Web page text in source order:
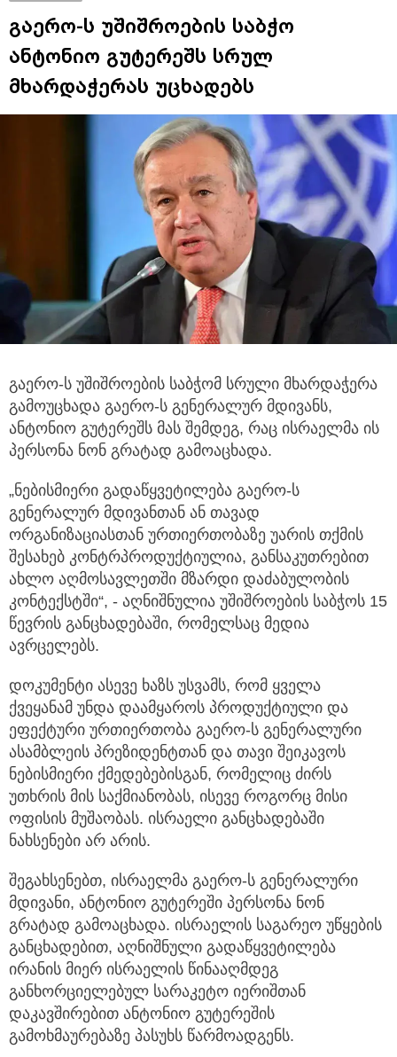
გაერო-ს უშიშროების საბჭო
ანტონიო გუტერეშს სრულ
მხარდაჭერას უცხადებს
გაერო-ს უშიშროების საბჭომ სრული მხარდაჭერა
გამოუცხადა გაერო-ს გენერალურ მდივანს,
ანტონიო გუტერეშს მას შემდეგ, რაც ისრაელმა ის
პერსონა ნონ გრატად გამოაცხადა.
„ნებისმიერი გადაწყვეტილება გაერო-ს
გენერალურ მდივანთან ან თავად
ორგანიზაციასთან ურთიერთობაზე უარის თქმის
შესახებ კონტრპროდუქტიულია, განსაკუთრებით
ახლო აღმოსავლეთში მზარდი დაძაბულობის
კონტექსტში“, - აღნიშნულია უშიშროების საბჭოს 15
წევრის განცხადებაში, რომელსაც მედია
ავრცელებს.
დოკუმენტი ასევე ხაზს უსვამს, რომ ყველა
ქვეყანამ უნდა დაამყაროს პროდუქტიული და
ეფექტური ურთიერთობა გაერო-ს გენერალური
ასამბლეის პრეზიდენტთან და თავი შეიკავოს
ნებისმიერი ქმედებებისგან, რომელიც ძირს
უთხრის მის საქმიანობას, ისევე როგორც მისი
ოფისის მუშაობას. ისრაელი განცხადებაში
ნახსენები არ არის.
შეგახსენებთ, ისრაელმა გაერო-ს გენერალური
მდივანი, ანტონიო გუტერეში პერსონა ნონ
გრატად გამოაცხადა. ისრაელის საგარეო უწყების
განცხადებით, აღნიშნული გადაწყვეტილება
ირანის მიერ ისრაელის წინააღმდეგ
განხორციელებულ სარაკეტო იერიშთან
დაკავშირებით ანტონიო გუტერეშის
გამოხმაურებაზე პასუხს წარმოადგენს.